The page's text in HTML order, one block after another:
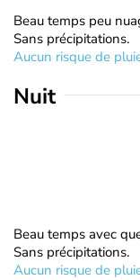
Beau temps peu
Sans précipitations.
Aucun risque de
Nuit
Beau temps avec
Sans précipitations.
Aucun risque de